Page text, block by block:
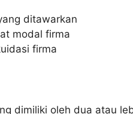
ditawarkan
modal firma
firma
dimiliki oleh dua atau